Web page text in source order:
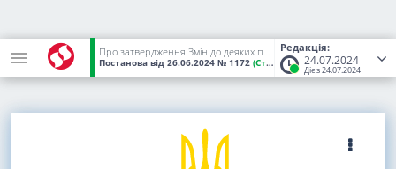
Редакція:
24.07.2024
Діє з 24.07.2024
Про затвердження Змін до деяких постанов НКРЕКП
Постанова від 26.06.2024 № 1172 (Статус: Чинний)